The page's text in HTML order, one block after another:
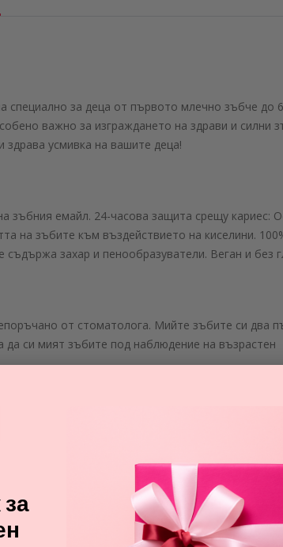
специално за деца от първото млечно зъбче
важно за изграждането на здрави и силни
здрава усмивка на вашите деца!
емайл. 24-часова защита срещу кариес:
на зъбите към въздействието на киселини.
захар и пенообразуватели. Веган и без
от стоматолога. Мийте зъбите си два
си мият зъбите под наблюдение на възрастен